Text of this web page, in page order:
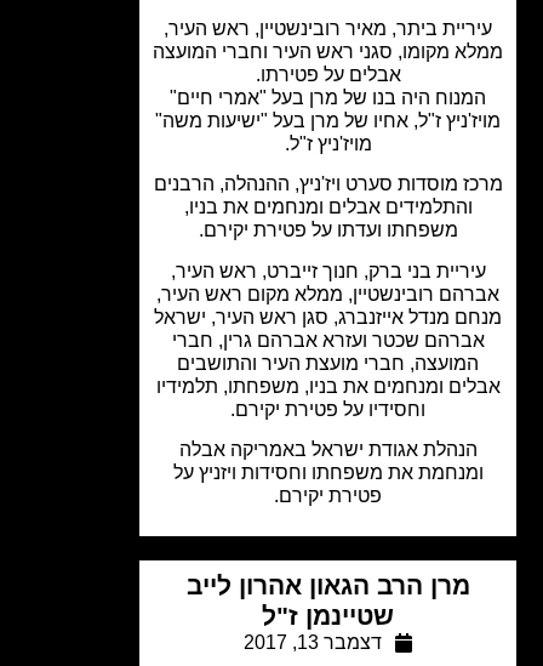
ביתר, מאיר רובינשטיין, ראש העיר,
מקומו, סגני ראש העיר וחברי המועצה
אבלים על פטירתו.
היה בנו של מרן בעל "אמרי חיים"
ז"ל, אחיו של מרן בעל "ישיעות משה"
מויז'ניץ ז"ל.
מוסדות סערט ויז'ניץ, ההנהלה, הרבנים
והתלמידים אבלים ומנחמים את בניו,
משפחתו ועדתו על פטירת יקירם.
בני ברק, חנוך זייברט, ראש העיר,
רובינשטיין, ממלא מקום ראש העיר,
מנדל אייזנברג, סגן ראש העיר, ישראל
שכטר ועזרא אברהם גרין, חברי
המועצה, חברי מועצת העיר והתושבים
ומנחמים את בניו, משפחתו, תלמידיו
וחסידיו על פטירת יקירם.
הנהלת אגודת ישראל באמריקה אבלה
את משפחתו וחסידות ויזניץ על
פטירת יקירם.
מרן הרב הגאון אהרון לייב
שטיינמן ז"ל
דצמבר 13, 2017